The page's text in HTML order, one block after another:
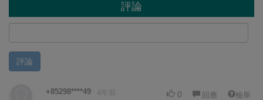
評論
評論
+85298****49 4年前 0 回應 檢舉